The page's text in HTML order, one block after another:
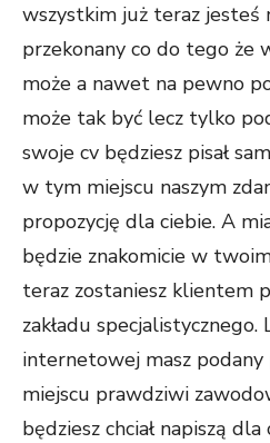
wszystkim już teraz jesteś
przekonany co do tego że
może a nawet na pewno
może tak być lecz tylko
swoje cv będziesz pisał
w tym miejscu naszym
propozycję dla ciebie. A
będzie znakomicie w
teraz zostaniesz klientem
zakładu
internetowej masz
miejscu prawdziwi
będziesz chciał napiszą